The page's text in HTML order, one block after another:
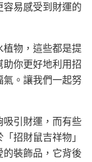
易感受到財運的
物，這些都是提
你更好地利用招
。讓我們一起努
引財運，而有些
招財鼠吉祥物」
裝飾品，它背後